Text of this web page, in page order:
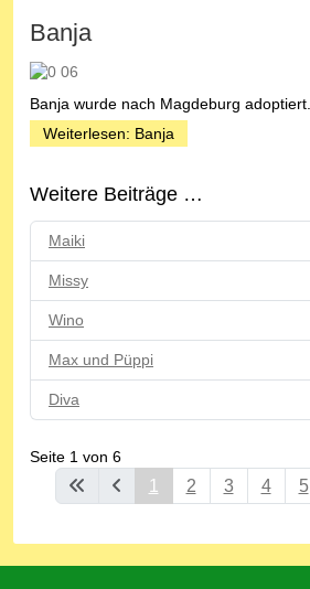
Banja
Banja wurde nach Magdeburg adoptiert.
Weiterlesen: Banja
Weitere Beiträge …
Maiki
Missy
Wino
Max und Püppi
Diva
Seite 1 von 6
1 2 3 4 5